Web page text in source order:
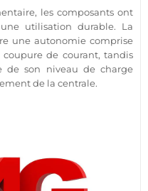
les composants ont
utilisation durable. La
une autonomie comprise
de courant, tandis
de son niveau de charge
de la centrale.